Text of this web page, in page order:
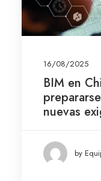
16/08/2025
BIM en
nuevas
by